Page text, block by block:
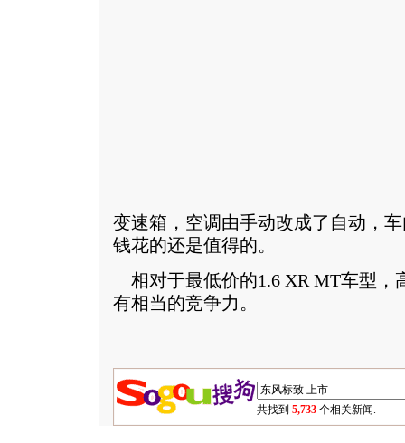
变速箱，空调由手动改成了自动，
钱花的还是值得的。
相对于最低价的1.6 XR MT车型，
有相当的竞争力。
共找到 5,733 个相关新闻.